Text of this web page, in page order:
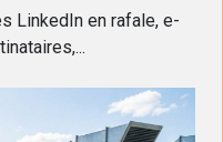
LinkedIn en rafale, e-